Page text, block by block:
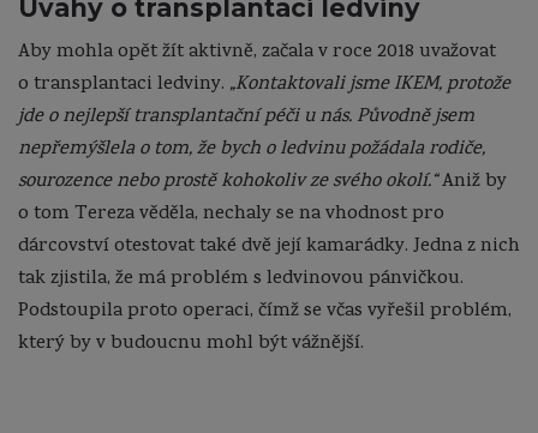
Úvahy o transplantaci ledviny
Aby mohla opět žít aktivně, začala v roce 2018 uvažovat
o transplantaci ledviny. „Kontaktovali jsme IKEM, protože
jde o nejlepší transplantační péči u nás. Původně jsem
nepřemýšlela o tom, že bych o ledvinu požádala rodiče,
sourozence nebo prostě kohokoliv ze svého okolí.“Aniž by
o tom Tereza věděla, nechaly se na vhodnost pro
dárcovství otestovat také dvě její kamarádky. Jedna z nich
tak zjistila, že má problém s ledvinovou pánvičkou.
Podstoupila proto operaci, čímž se včas vyřešil problém,
který by v budoucnu mohl být vážnější.